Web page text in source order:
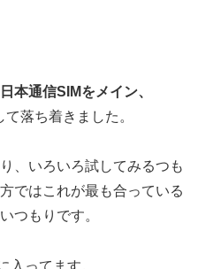
日本通信SIMをメイン、
落ち着きました。
、いろいろ試してみるつも
ではこれが最も合っている
つもりです。